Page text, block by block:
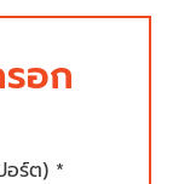
อก
อร์ต) *